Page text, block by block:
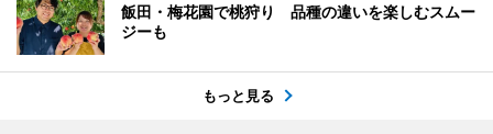
飯田・梅花園で桃狩り 品種の違いを楽しむスムー
ジーも
もっと見る